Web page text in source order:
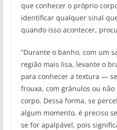
que conhecer o próprio
identificar qualquer sinal
quando isso acontecer,
“Durante o banho, com um
região mais lisa, levante o
para conhecer a textura —
frouxa, com grânulos ou
corpo. Dessa forma, se
algum momento, é preciso
se for apalpável, pois